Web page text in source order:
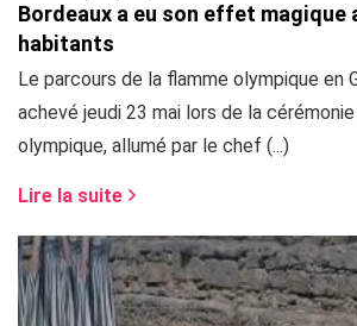
Bordeaux a eu son effet magique
habitants
Le parcours de la flamme olympique en
achevé jeudi 23 mai lors de la
olympique, allumé par le chef (...)
Lire la suite